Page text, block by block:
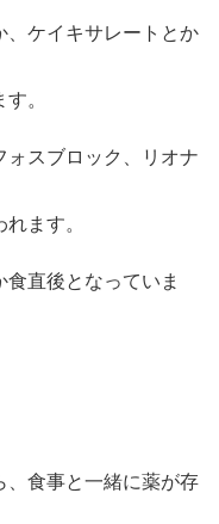
、ケイキサレートとか
。
スブロック、リオナ
ます。
直後となっていま
、食事と一緒に薬が存